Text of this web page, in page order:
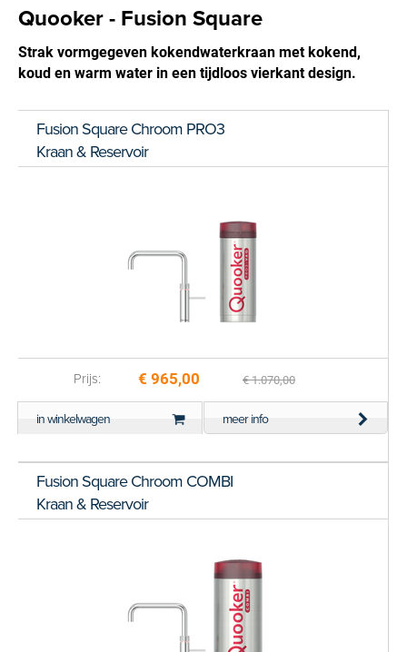
Quooker - Fusion Square
Strak vormgegeven kokendwaterkraan met kokend,
koud en warm water in een tijdloos vierkant design.
Fusion Square Chroom PRO3
Kraan & Reservoir
Prijs: € 965,00 € 1.070,00
in winkelwagen meer info
Fusion Square Chroom COMBI
Kraan & Reservoir